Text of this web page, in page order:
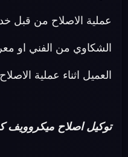
عملية الاصلاح من قبل
الشكاوي من الفني او
العميل اثناء عملية
توكيل اصلاح ميكروويف